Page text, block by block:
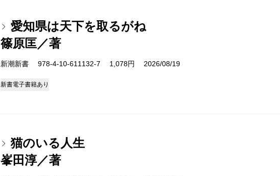
愛知県は天下を取るがね
篠原匡／著
新潮新書 978-4-10-611132-7 1,078円 2026/08/19
新書電子書籍あり
猫のいる人生
峯田淳／著